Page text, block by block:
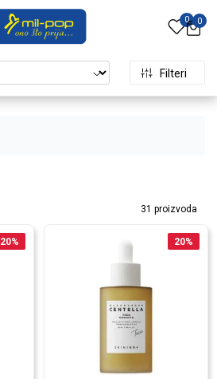
0 0
Filteri
31 proizvoda
20% 20%